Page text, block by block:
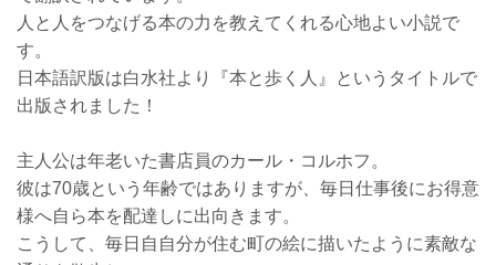
人と人をつなげる本の力を教えてくれる心地よい小説で
す。
日本語訳版は白水社より『本と歩く人』というタイトルで
出版されました！
主人公は年老いた書店員のカール・コルホフ。
彼は70歳という年齢ではありますが、毎日仕事後にお得意
様へ自ら本を配達しに出向きます。
こうして、毎日自自分が住む町の絵に描いたように素敵な